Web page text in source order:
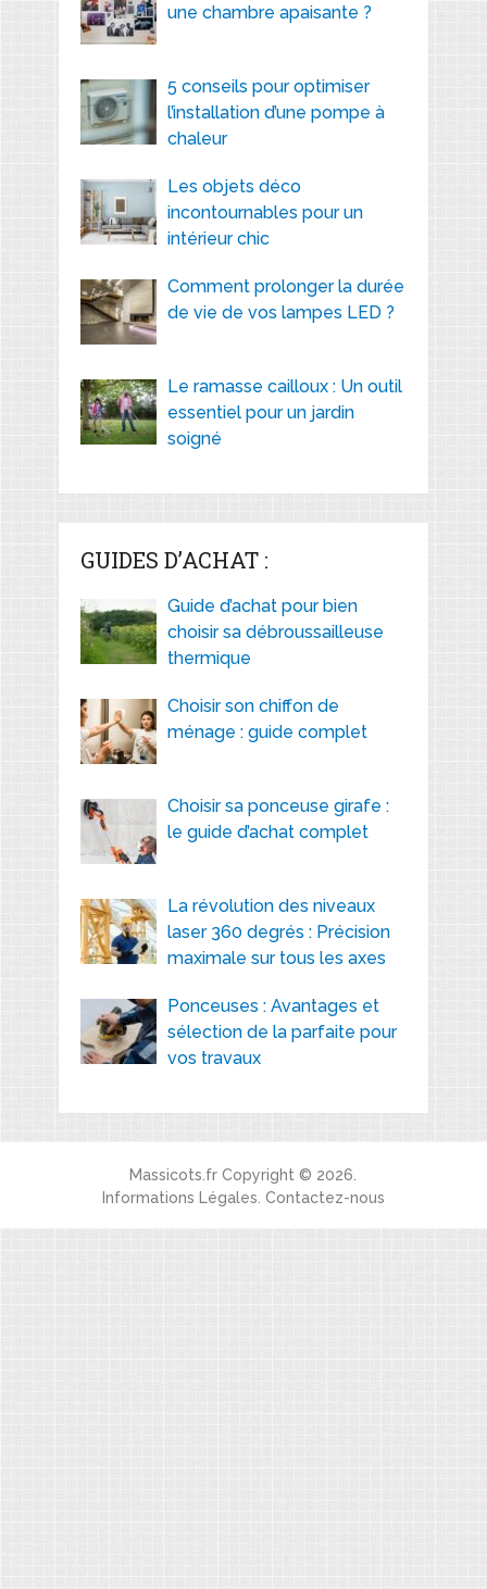
une chambre apaisante ?
5 conseils pour optimiser
l’installation d’une pompe à
chaleur
Les objets déco
incontournables pour un
intérieur chic
Comment prolonger la durée
de vie de vos lampes LED ?
Le ramasse cailloux : Un outil
essentiel pour un jardin
soigné
GUIDES D’ACHAT :
Guide d’achat pour bien
choisir sa débroussailleuse
thermique
Choisir son chiffon de
ménage : guide complet
Choisir sa ponceuse girafe :
le guide d’achat complet
La révolution des niveaux
laser 360 degrés : Précision
maximale sur tous les axes
Ponceuses : Avantages et
sélection de la parfaite pour
vos travaux
Massicots.fr Copyright © 2026.
Informations Légales Contactez-nous